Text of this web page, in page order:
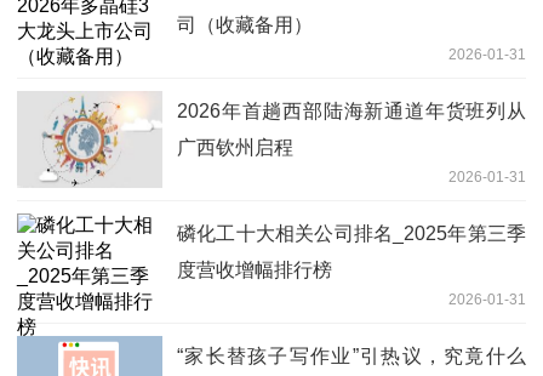
司（收藏备用）
2026-01-31
2026年首趟西部陆海新通道年货班列从
广西钦州启程
2026-01-31
磷化工十大相关公司排名_2025年第三季
度营收增幅排行榜
2026-01-31
“家长替孩子写作业”引热议，究竟什么